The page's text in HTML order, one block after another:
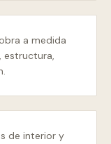
a medida
estructura,
de interior y